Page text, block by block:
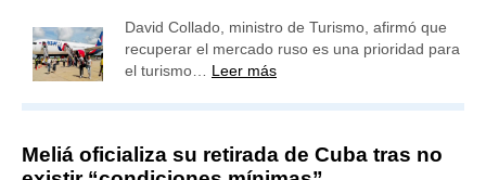
David Collado, ministro de Turismo, afirmó que
recuperar el mercado ruso es una prioridad para
el turismo… Leer más
Meliá oficializa su retirada de Cuba tras no